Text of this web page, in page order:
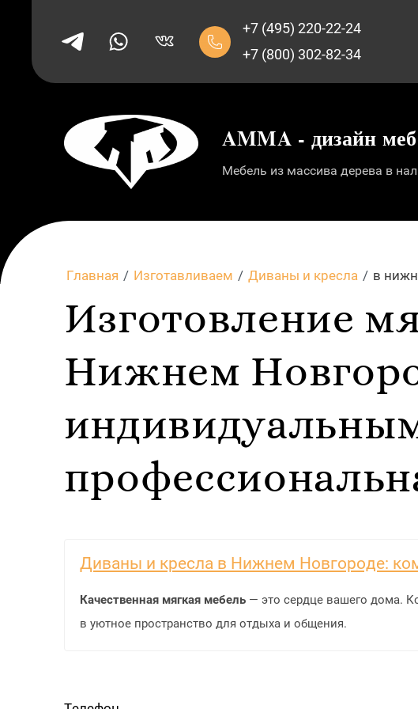
+7 (495) 220-22-24
+7 (800) 302-82-34
AMMA - дизайн
Мебель из массива дерева в
Главная / Изготавливаем / Диваны и кресла / в
Изготовление
Нижнем
Диваны и кресла в Нижнем Новгороде:
Качественная мягкая мебель— это сердце вашего дома.
в уютное пространство для отдыха и общения.